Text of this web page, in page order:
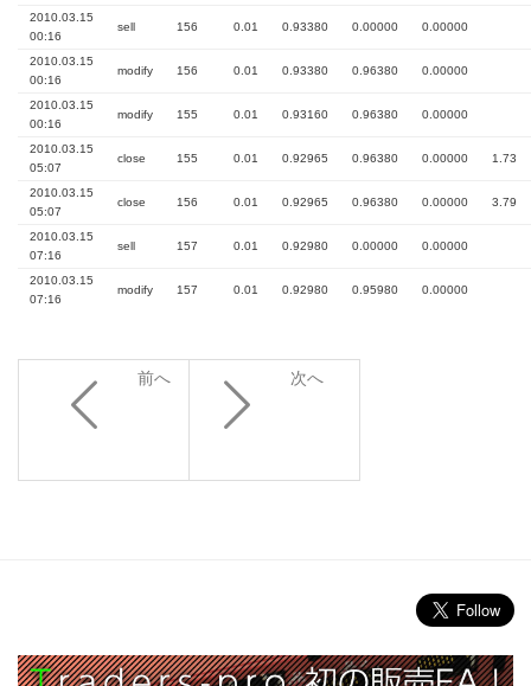
2010.03.15
00:16
sell 156 0.01 0.93380 0.00000 0.00000
2010.03.15
00:16
modify 156 0.01 0.93380 0.96380 0.00000
2010.03.15
00:16
modify 155 0.01 0.93160 0.96380 0.00000
2010.03.15
05:07
close 155 0.01 0.92965 0.96380 0.00000 1.73
2010.03.15
05:07
close 156 0.01 0.92965 0.96380 0.00000 3.79
2010.03.15
07:16
sell 157 0.01 0.92980 0.00000 0.00000
2010.03.15
07:16
modify 157 0.01 0.92980 0.95980 0.00000
前へ 次へ